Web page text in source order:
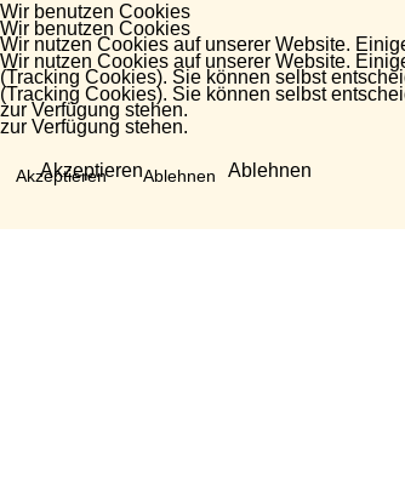
Wir benutzen Cookies
Wir nutzen Cookies auf unserer Website.
(Tracking Cookies). Sie können selbst
zur Verfügung stehen.
Akzeptieren Ablehnen
Wir benutzen Cookies
Wir nutzen Cookies auf unserer Website.
(Tracking Cookies). Sie können selbst
zur Verfügung stehen.
Akzeptieren Ablehnen